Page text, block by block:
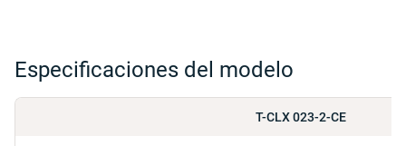
Especificaciones del modelo
T-CLX 023-2-CE